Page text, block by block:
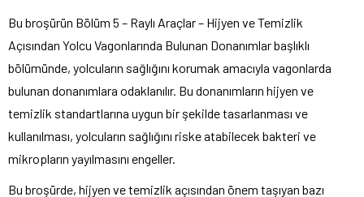
Bu broşürün Bölüm 5 – Raylı Araçlar – Hijyen ve Temizlik
Açısından Yolcu Vagonlarında Bulunan Donanımlar başlıklı
bölümünde, yolcuların sağlığını korumak amacıyla vagonlarda
bulunan donanımlara odaklanılır. Bu donanımların hijyen ve
temizlik standartlarına uygun bir şekilde tasarlanması ve
kullanılması, yolcuların sağlığını riske atabilecek bakteri ve
mikropların yayılmasını engeller.
Bu broşürde, hijyen ve temizlik açısından önem taşıyan bazı